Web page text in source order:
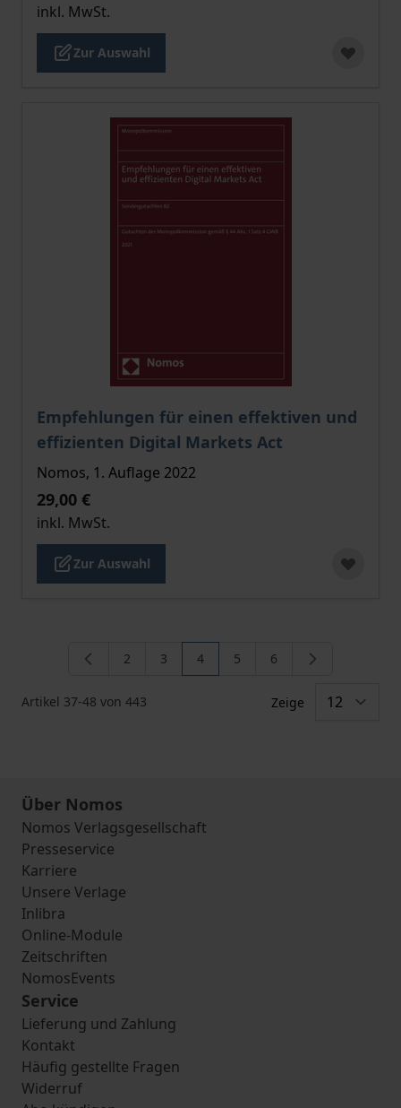
inkl. MwSt.
Zur Auswahl
Empfehlungen für einen effektiven und
effizienten Digital Markets Act
Der Preis dieses Titels richtet sich nach der
Nomos, 1. Auflage 2022
29,00 €
inkl. MwSt.
Zur Auswahl
Artikel 37-48 von 443
Seite
2 Seite
3 Sie lesen gerade die Seite
4 Seite
5 Seite
6
Zeige
Über Nomos
Nomos Verlagsgesellschaft
Presseservice
Karriere
Unsere Verlage
Inlibra
Online-Module
Zeitschriften
NomosEvents
Service
Lieferung und Zahlung
Kontakt
Häufig gestellte Fragen
Widerruf